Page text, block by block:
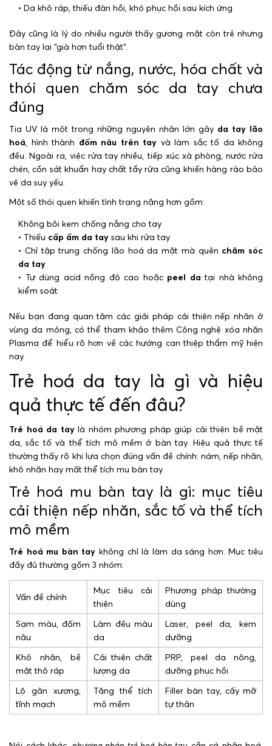
• Da khô ráp, thiếu đàn hồi, khó phục hồi sau kích ứng
Đây cũng là lý do nhiều người thấy gương mặt còn trẻ nhưng
bàn tay lại “già hơn tuổi thật”.
Tác động từ nắng, nước, hóa chất và
thói quen chăm sóc da tay chưa
đúng
Tia UV là một trong những nguyên nhân lớn gây da tay lão
hoá, hình thành đốm nâu trên tay và làm sắc tố da không
đều. Ngoài ra, việc rửa tay nhiều, tiếp xúc xà phòng, nước rửa
chén, cồn sát khuẩn hay chất tẩy rửa cũng khiến hàng rào bảo
vệ da suy yếu.
Một số thói quen khiến tình trạng nặng hơn gồm:
Không bôi kem chống nắng cho tay
• Thiếu cấp ẩm da tay sau khi rửa tay
• Chỉ tập trung chống lão hoá da mặt mà quên chăm sóc
da tay
• Tự dùng acid nồng độ cao hoặc peel da tại nhà không
kiểm soát
Nếu bạn đang quan tâm các giải pháp cải thiện nếp nhăn ở
vùng da mỏng, có thể tham khảo thêm Công nghệ xóa nhăn
Plasma để hiểu rõ hơn về các hướng can thiệp thẩm mỹ hiện
nay.
Trẻ hoá da tay là gì và hiệu
quả thực tế đến đâu?
Trẻ hoá da taylà nhóm phương pháp giúp cải thiện bề mặt
da, sắc tố và thể tích mô mềm ở bàn tay. Hiệu quả thực tế
thường thấy rõ khi lựa chọn đúng vấn đề chính: nám, nếp nhăn,
khô nhăn hay mất thể tích mu bàn tay.
Trẻ hoá mu bàn tay là gì: mục tiêu
cải thiện nếp nhăn, sắc tố và thể tích
mô mềm
Trẻ hoá mu bàn tay không chỉ là làm da sáng hơn. Mục tiêu
đầy đủ thường gồm 3 nhóm:
Vấn đề chính
Mục tiêu cải
thiện
Phương pháp thường
dùng
Sạm màu, đốm
nâu
Làm đều màu
da
Laser, peel da, kem
dưỡng
Khô nhăn, bề
mặt thô ráp
Cải thiện chất
lượng da
PRP, peel da nông,
dưỡng phục hồi
Lộ gân xương,
tĩnh mạch
Tăng thể tích
mô mềm
Filler bàn tay, cấy mỡ
tự thân